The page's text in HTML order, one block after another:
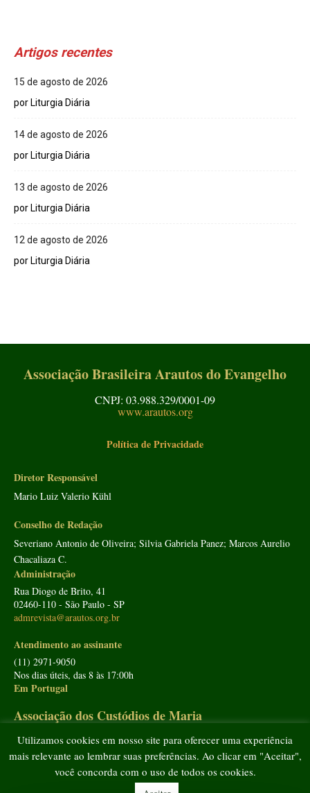
Artigos recentes
15 de agosto de 2026
por Liturgia Diária
14 de agosto de 2026
por Liturgia Diária
13 de agosto de 2026
por Liturgia Diária
12 de agosto de 2026
por Liturgia Diária
Associação Brasileira Arautos do Evangelho
CNPJ: 03.988.329/0001-09
www.arautos.org
Política de Privacidade
Diretor Responsável
Mario Luiz Valerio Kühl
Conselho de Redação
Severiano Antonio de Oliveira; Silvia Gabriela Panez; Marcos Aurelio
Chacaliaza C.
Administração
Rua Diogo de Brito, 41
02460-110 - São Paulo - SP
admrevista@arautos.org.br
Atendimento ao assinante
(11) 2971-9050
Nos dias úteis, das 8 às 17:00h
Em Portugal
Associação dos Custódios de Maria
Av. João XXI, 11 - 1º Esq.
1000-298Lisboa
Tel: 212 338 950 www.custodiosdemaria.pt
Todos os direitos reservados - Arautos do Evangelho
Utilizamos cookies em nosso site para oferecer uma experiência
mais relevante ao lembrar suas preferências. Ao clicar em "Aceitar",
você concorda com o uso de todos os cookies.